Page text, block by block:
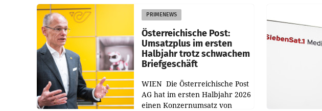
PRIMENEWS
Österreichische Post:
Umsatzplus im ersten
Halbjahr trotz schwachem
Briefgeschäft
WIEN Die Österreichische Post
AG hat im ersten Halbjahr 2026
einen Konzernumsatz von